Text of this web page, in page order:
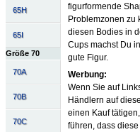
65H
65I
Größe 70
70A
70B
70C
figurformende
Problemzonen zu
diesen Bodies in
Cups machst Du
gute Figur.
Werbung:
Wenn Sie auf
Händlern auf
einen Kauf
führen, dass